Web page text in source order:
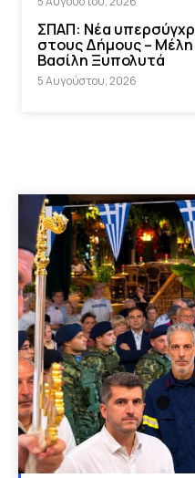
ΣΠΑΠ: Νέα
στους Δήμους –
Βασίλη Ξυπολυτά
5 Αυγούστου, 2026